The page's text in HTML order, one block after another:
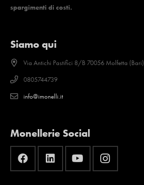
spargimenti di costi.
Siamo qui
Via Antichi Pastifici 8/B 70056 Molfetta (Bari)
0805744739
info@imonelli.it
Monellerie Social